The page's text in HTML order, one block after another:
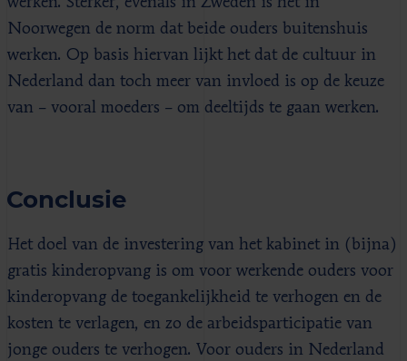
Noorwegen de norm dat beide ouders buitenshuis
werken. Op basis hiervan lijkt het dat de cultuur in
Nederland dan toch meer van invloed is op de keuze
van – vooral moeders – om deeltijds te gaan werken.
Conclusie
Het doel van de investering van het kabinet in (bijna)
gratis kinderopvang is om voor werkende ouders voor
kinderopvang de toegankelijkheid te verhogen en de
kosten te verlagen, en zo de arbeidsparticipatie van
jonge ouders te verhogen. Voor ouders in Nederland